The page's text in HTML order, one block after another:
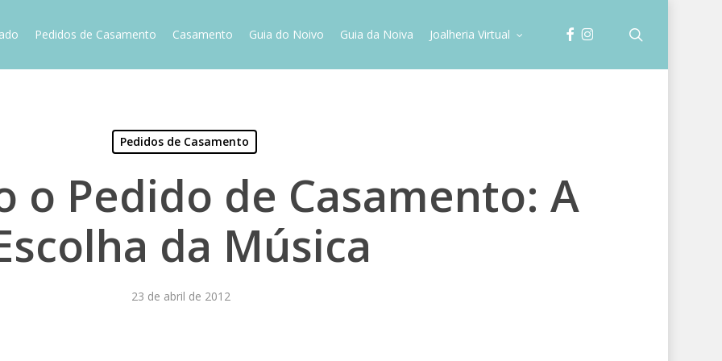
Pedidos de Casamento Casamento Guia do Noivo Guia da Noiva Joalheria Virtual facebookinstagram
Pedidos de Casamento
o Pedido de Casamento: A
da Música
23 de abril de 2012